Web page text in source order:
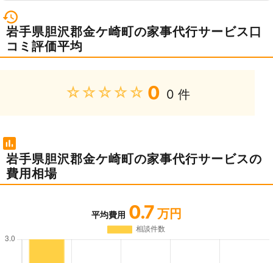
岩手県胆沢郡金ケ崎町の家事代行サービス口
コミ評価平均
★★★★★ 0 0 件
岩手県胆沢郡金ケ崎町の家事代行サービスの
費用相場
平均費用 0.7 万円